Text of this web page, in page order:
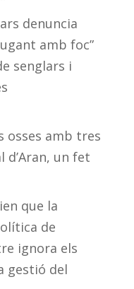
denuncia
amb foc”
senglars i
osses amb tres
d’Aran, un fet
que la
de
ignora els
gestió del